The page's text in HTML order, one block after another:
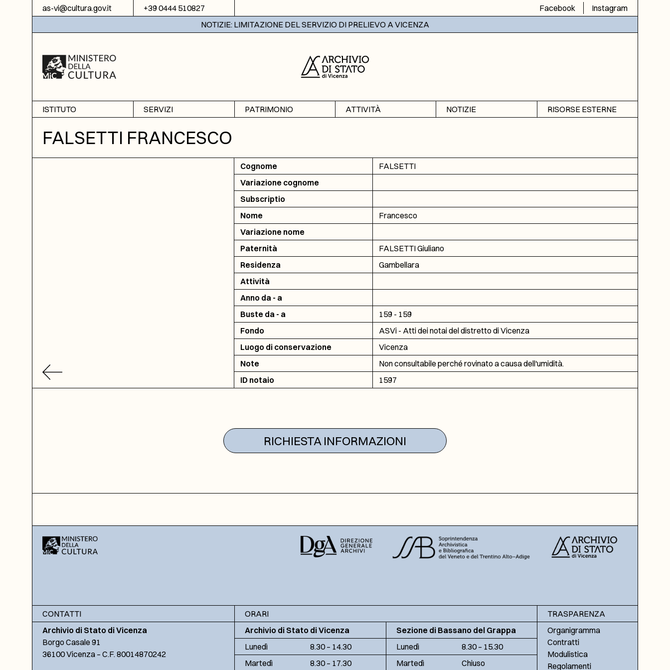
Vai al contenuto
as-vi@cultura.gov.it +39 0444 510827 Facebook
Instagram
NOTIZIE: LIMITAZIONE DEL SERVIZIO DI PRELIEVO A VICENZA
ISTITUTO
Informazioni
Sezione di Bassano del
SERVIZI
Ricerche
Fotoriproduzione
PATRIMONIO
ATTIVITÀ
NOTIZIE
RISORSE ESTERNE
DGA
ICAR
FALSETTI FRANCESCO
Cognome
FALSETTI
Variazione cognome
Subscriptio
Nome
Francesco
Variazione nome
Paternità
FALSETTI Giuliano
Residenza
Gambellara
Attività
Anno da - a
Buste da - a
159 - 159
Fondo
ASVi - Atti dei notai del distretto di Vicenza
Luogo di conservazione
Vicenza
Note
Non consultabile perché rovinato a causa dell'umidità.
ID notaio
1597
RICHIESTA INFORMAZIONI
CONTATTI
Archivio di Stato di Vicenza
Borgo Casale 91
36100 Vicenza – C.F. 80014870242
ORARI
Archivio di Stato di Vicenza
Lunedì
8.30 – 14.30
Martedì
8.30 – 17.30
Sezione di Bassano del Grappa
Lunedì
8.30 – 15.30
Martedì
Chiuso
TRASPARENZA
Organigramma
Contratti
Modulistica
Regolamenti